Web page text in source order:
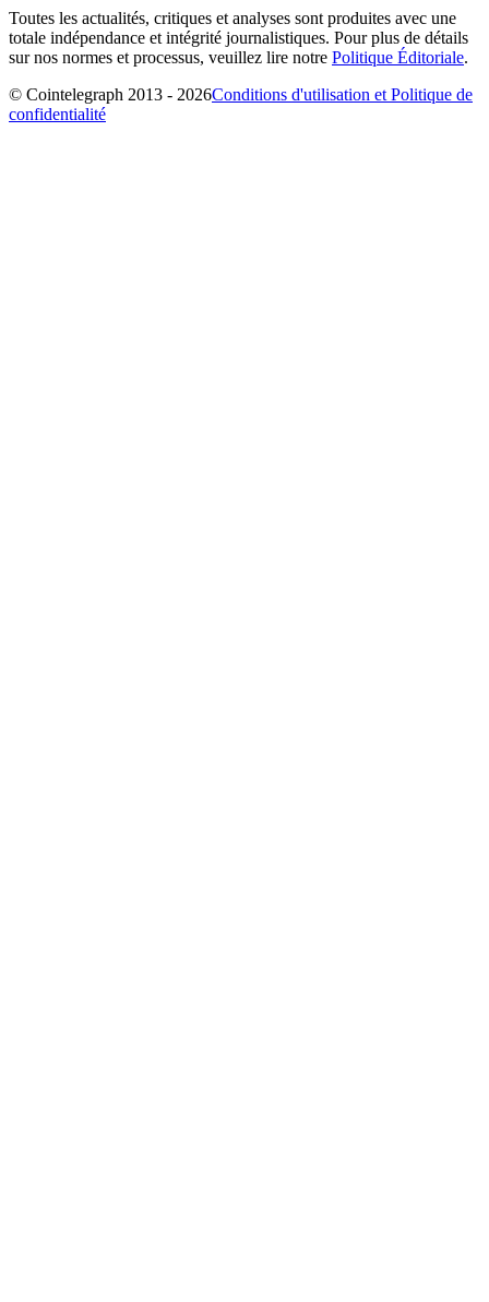
Toutes les actualités, critiques et analyses sont produites avec une
totale indépendance et intégrité journalistiques. Pour plus de détails
sur nos normes et processus, veuillez lire notre Politique Éditoriale.
© Cointelegraph 2013 - 2026Conditions d'utilisation et Politique de
confidentialité